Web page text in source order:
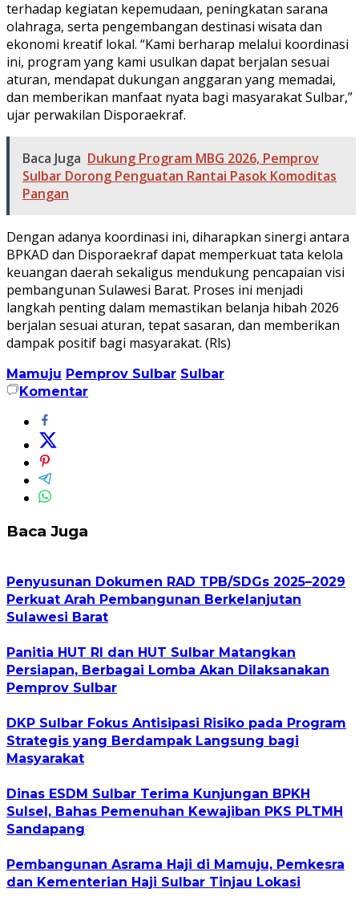
terhadap kegiatan kepemudaan, peningkatan sarana
olahraga, serta pengembangan destinasi wisata dan
ekonomi kreatif lokal. “Kami berharap melalui koordinasi
ini, program yang kami usulkan dapat berjalan sesuai
aturan, mendapat dukungan anggaran yang memadai,
dan memberikan manfaat nyata bagi masyarakat Sulbar,”
ujar perwakilan Disporaekraf.
Baca Juga Dukung Program MBG 2026, Pemprov
Sulbar Dorong Penguatan Rantai Pasok Komoditas
Pangan
Dengan adanya koordinasi ini, diharapkan sinergi antara
BPKAD dan Disporaekraf dapat memperkuat tata kelola
keuangan daerah sekaligus mendukung pencapaian visi
pembangunan Sulawesi Barat. Proses ini menjadi
langkah penting dalam memastikan belanja hibah 2026
berjalan sesuai aturan, tepat sasaran, dan memberikan
dampak positif bagi masyarakat. (Rls)
Mamuju Pemprov Sulbar Sulbar
Komentar
Baca Juga
Penyusunan Dokumen RAD TPB/SDGs 2025–2029
Perkuat Arah Pembangunan Berkelanjutan
Sulawesi Barat
Panitia HUT RI dan HUT Sulbar Matangkan
Persiapan, Berbagai Lomba Akan Dilaksanakan
Pemprov Sulbar
DKP Sulbar Fokus Antisipasi Risiko pada Program
Strategis yang Berdampak Langsung bagi
Masyarakat
Dinas ESDM Sulbar Terima Kunjungan BPKH
Sulsel, Bahas Pemenuhan Kewajiban PKS PLTMH
Sandapang
Pembangunan Asrama Haji di Mamuju, Pemkesra
dan Kementerian Haji Sulbar Tinjau Lokasi